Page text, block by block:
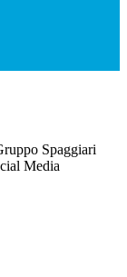
Spaggiari
Media